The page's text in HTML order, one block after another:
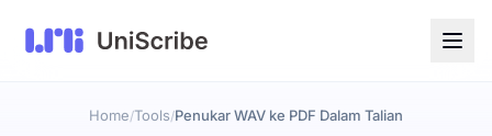
Home/Tools/Penukar WAV ke PDF Dalam Talian